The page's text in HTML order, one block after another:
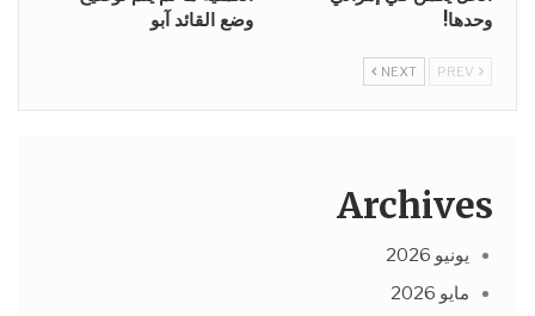
وحدها!
وضع القائد آبو
NEXT
Archives
يونيو 2026
مايو 2026